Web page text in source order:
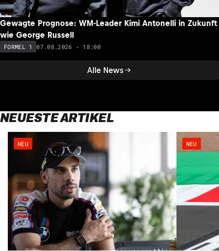
Alle News
Gewagte Prognose: WM-Leader Kimi Antonelli in Zukunft
wie George Russell
FORMEL 1 07.08.2026 - 18:00
NEUESTE ARTIKEL
NEU NEU